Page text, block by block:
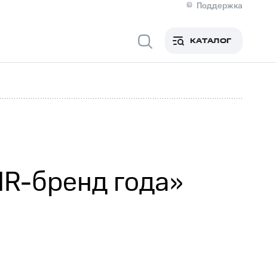
Поддержка
Медиа-центр
Пригласить спикера
и аудитРынок акций
КАТАЛОГ
бренд года»